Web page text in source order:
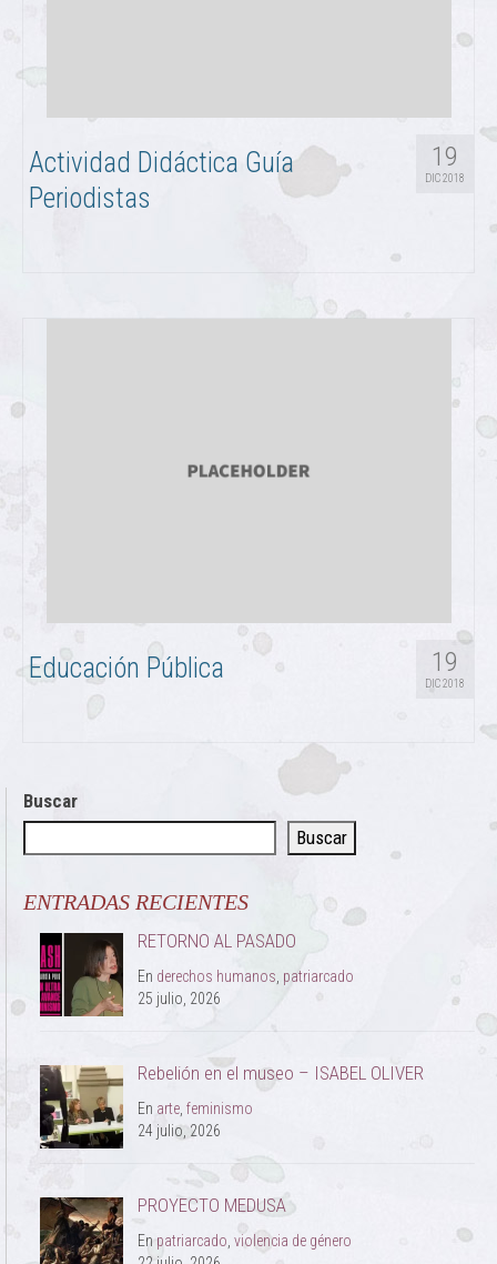
19
DIC 2018
Actividad Didáctica Guía
Periodistas
19
DIC 2018
Educación Pública
Buscar
Buscar
ENTRADAS RECIENTES
RETORNO AL PASADO
En derechos humanos patriarcado
25 julio, 2026
Rebelión en el museo – ISABEL OLIVER
En arte, feminismo
24 julio, 2026
PROYECTO MEDUSA
En patriarcado, violencia de género